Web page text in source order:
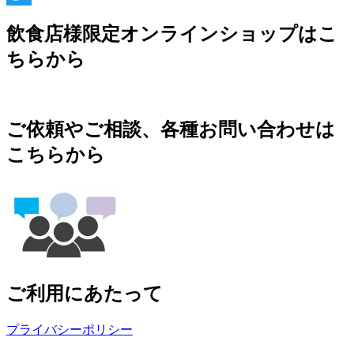
飲食店様限定オンラインショップはこ
ちらから
ご依頼やご相談、各種お問い合わせは
こちらから
ご利用にあたって
プライバシーポリシー